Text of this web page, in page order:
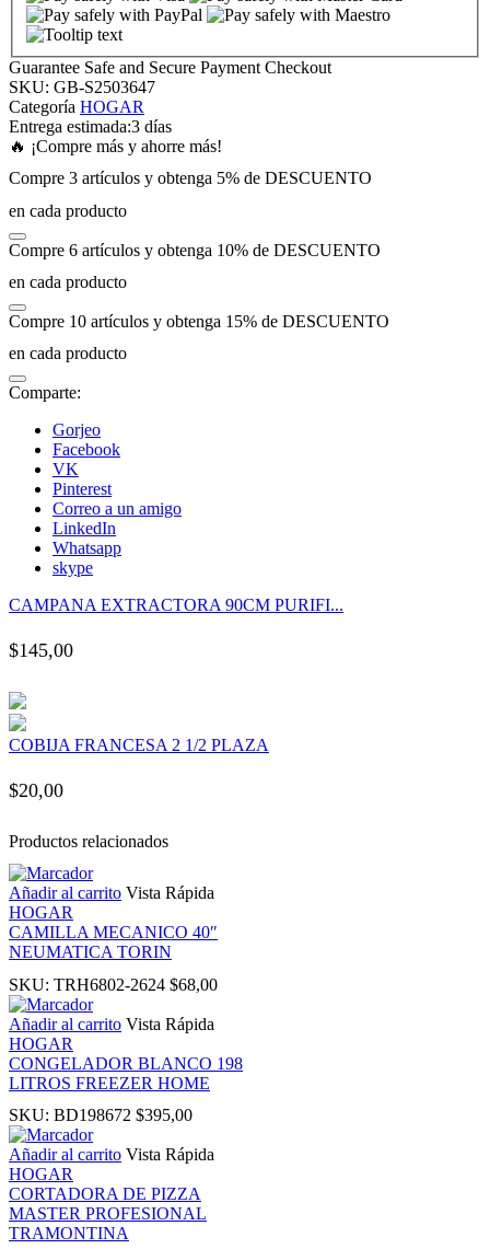
panel
panel
panel
panel
panel
panel
panel
panel
panel
panel
panel
panel
panel
panel
panel
panel
panel
Panel
Guarantee Safe and Secure Payment Checkout
SKU: GB-S2503647
Categoría HOGAR
Entrega estimada:3 días
🔥 ¡Compre más y ahorre más!
Compre 3 artículos y obtenga 5% de DESCUENTO
en cada producto
Compre 6 artículos y obtenga 10% de DESCUENTO
en cada producto
Compre 10 artículos y obtenga 15% de DESCUENTO
en cada producto
Comparte:
Gorjeo
Facebook
VK
Pinterest
Correo a un amigo
LinkedIn
Whatsapp
skype
CAMPANA EXTRACTORA 90CM PURIFI...
$145,00
COBIJA FRANCESA 2 1/2 PLAZA
$20,00
Productos relacionados
Añadir al carrito Vista Rápida
HOGAR
CAMILLA MECANICO 40″
NEUMATICA TORIN
SKU: TRH6802-2624 $68,00
Añadir al carrito Vista Rápida
HOGAR
CONGELADOR BLANCO 198
LITROS FREEZER HOME
SKU: BD198672 $395,00
Añadir al carrito Vista Rápida
HOGAR
CORTADORA DE PIZZA
MASTER PROFESIONAL
TRAMONTINA